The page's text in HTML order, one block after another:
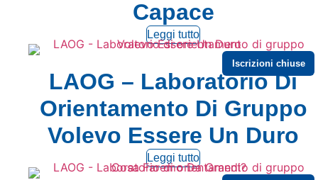
Capace
Leggi tutto
Iscrizioni chiuse
LAOG – Laboratorio Di
Orientamento Di Gruppo
Volevo Essere Un Duro
Leggi tutto